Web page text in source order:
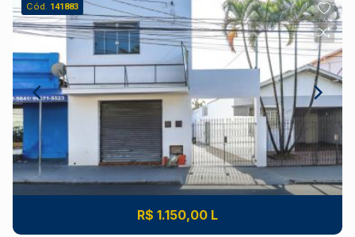
Cód. 141883
R$ 1.150,00 L